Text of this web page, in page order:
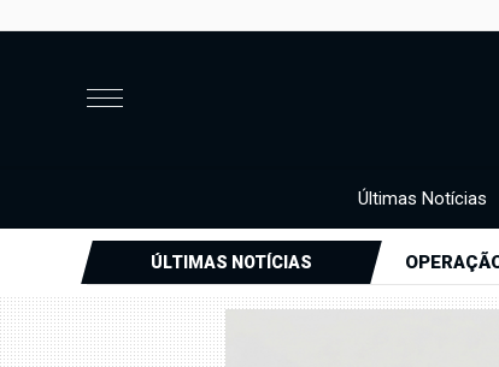
Últimas Notícias
ÚLTIMAS NOTÍCIAS JUSTIÇA